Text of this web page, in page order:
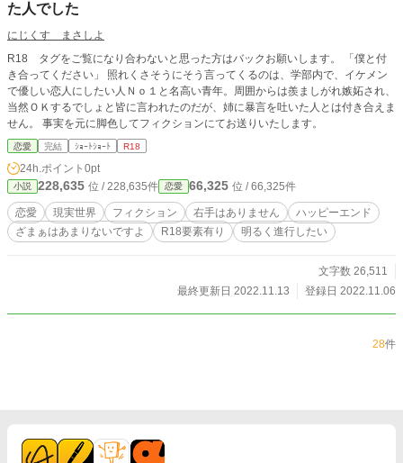
た人でした
にじくす まさしよ
R18 タグをご覧になり合わないと思った方はバックお願いします。 「僕と付
き合ってください」 照れくさそうにそう言ってくるのは、学部内で、イケメン
で優しい恋人にしたい人Ｎｏ１と名高い青年。周囲からは羨ましがれ嫉妬され、
当然ＯＫするでしょと皆に言われたのだが、姉に暴言を吐いた人とは付き合えま
せん。 事実を元に脚色してフィクションにてお送りいたします。
恋愛 完結 ｼｮｰﾄｼｮｰﾄ R18
24h.ポイント 0pt
小説 228,635 位 / 228,635件 恋愛 66,325 位 / 66,325件
恋愛 現実世界 フィクション 右手はありません
ハッピーエンド
ざまぁはあまりないですよ
R18要素有り 明るく進行したい
文字数 26,511
最終更新日 2022.11.13
登録日 2022.11.06
28件